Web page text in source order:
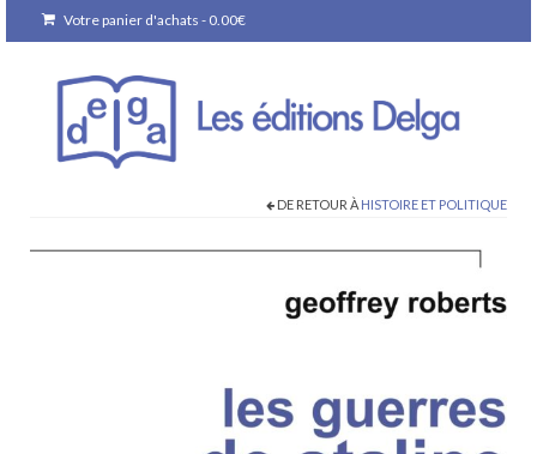
Votre panier d'achats - 0.00€
DE RETOUR À HISTOIRE ET POLITIQUE